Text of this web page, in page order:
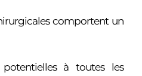
comportent un
potentielles à toutes les